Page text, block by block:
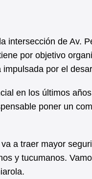
intersección de Av.
por objetivo
por el
en los últimos
poner un
a traer mayor
y tucumanos.